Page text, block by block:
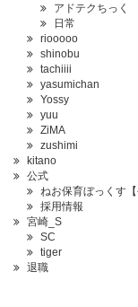
アドテクちっく
日常
riooooo
shinobu
tachiiii
yasumichan
Yossy
yuu
ZiMA
zushimi
kitano
公式
ねお保育ぼっくす【
採用情報
宮崎_S
SC
tiger
退職